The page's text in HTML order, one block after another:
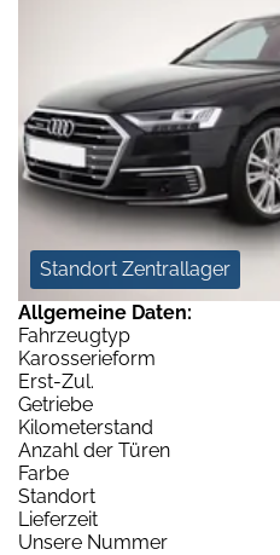
Standort Zentrallager
Allgemeine Daten:
Fahrzeugtyp
Karosserieform
Erst-Zul.
Getriebe
Kilometerstand
Anzahl der Türen
Farbe
Standort
Lieferzeit
Unsere Nummer